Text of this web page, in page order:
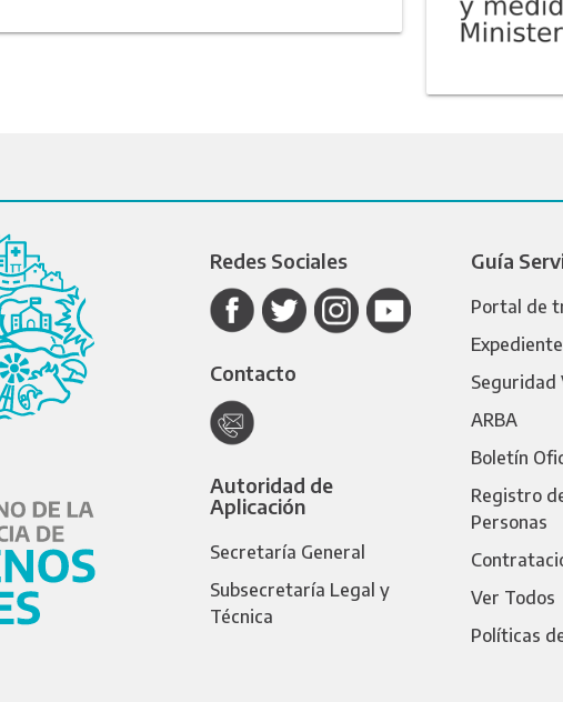
Redes Sociales
Contacto
Autoridad de
Aplicación
Secretaría General
Subsecretaría Legal y
Técnica
Guía
Portal de
Seguridad
ARBA
Boletín
Registro
Personas
Ver Todos
Políticas